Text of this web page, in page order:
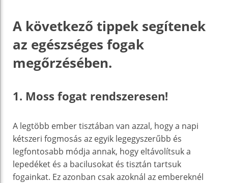
A következő tippek segítenek
az egészséges fogak
megőrzésében.
1. Moss fogat rendszeresen!
A legtöbb ember tisztában van azzal, hogy a napi
kétszeri fogmosás az egyik legegyszerűbb és
legfontosabb módja annak, hogy eltávolítsuk a
lepedéket és a bacilusokat és tisztán tartsuk
fogainkat. Ez azonban csak azoknál az embereknél